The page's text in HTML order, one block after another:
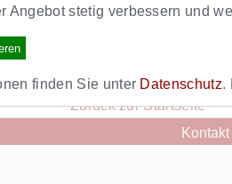
Angebot stetig verbessern und
finden Sie unter Datenschutz.
.
sind, können Sie sich hier
Zurück zur Startseite
Kontakt